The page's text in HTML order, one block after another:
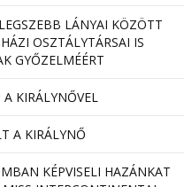
LÁNYAI KÖZÖTT
OSZTÁLYTÁRSAI IS
GYŐZELMÉÉRT
A KIRÁLYNŐVEL
A KIRÁLYNŐ
KÉPVISELI HAZÁNKAT